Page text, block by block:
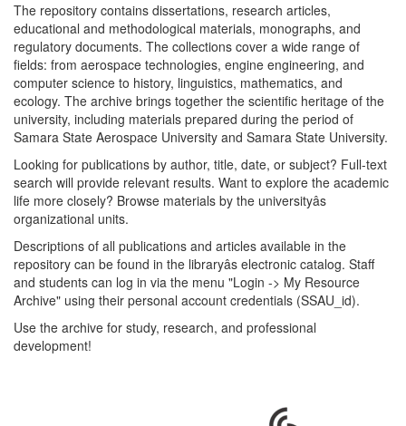
The repository contains dissertations, research articles,
educational and methodological materials, monographs, and
regulatory documents. The collections cover a wide range of
fields: from aerospace technologies, engine engineering, and
computer science to history, linguistics, mathematics, and
ecology. The archive brings together the scientific heritage of the
university, including materials prepared during the period of
Samara State Aerospace University and Samara State University.
Looking for publications by author, title, date, or subject? Full-text
search will provide relevant results. Want to explore the academic
life more closely? Browse materials by the universityâs
organizational units.
Descriptions of all publications and articles available in the
repository can be found in the libraryâs electronic catalog. Staff
and students can log in via the menu "Login -> My Resource
Archive" using their personal account credentials (SSAU_id).
Use the archive for study, research, and professional
development!